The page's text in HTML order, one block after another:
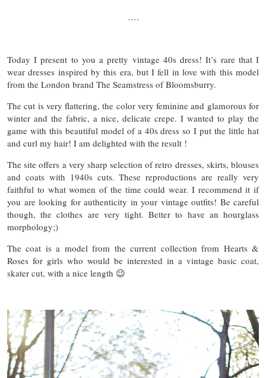
….
Today I present to you a pretty vintage 40s dress! It’s rare that I
wear dresses inspired by this era, but I fell in love with this model
from the London brand The Seamstress of Bloomsburry.
The cut is very flattering, the color very feminine and glamorous for
winter and the fabric, a nice, delicate crepe. I wanted to play the
game with this beautiful model of a 40s dress so I put the little hat
and curl my hair! I am delighted with the result !
The site offers a very sharp selection of retro dresses, skirts, blouses
and coats with 1940s cuts. These reproductions are really very
faithful to what women of the time could wear. I recommend it if
you are looking for authenticity in your vintage outfits! Be careful
though, the clothes are very tight. Better to have an hourglass
morphology;)
The coat is a model from the current collection from Hearts &
Roses for girls who would be interested in a vintage basic coat,
skater cut, with a nice length 😉